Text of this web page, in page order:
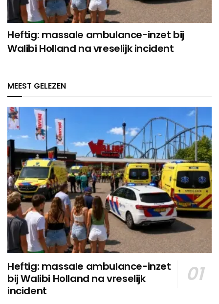
Heftig: massale ambulance-inzet bij
Walibi Holland na vreselijk incident
MEEST GELEZEN
Heftig: massale ambulance-inzet
bij Walibi Holland na vreselijk
incident